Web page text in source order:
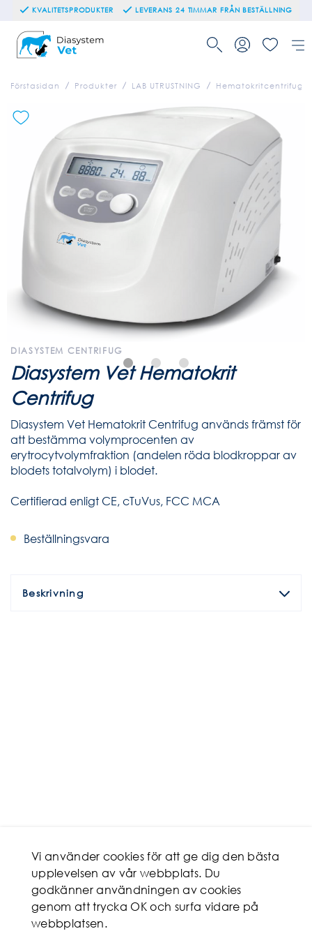
KVALITETSPRODUKTER LEVERANS 24 TIMMAR FRÅN BESTÄLLNING
Förstasidan Produkter LAB UTRUSTNING Hematokritcentrifug -
DIASYSTEM CENTRIFUG
Diasystem Vet Hematokrit
Centrifug
Diasystem Vet Hematokrit Centrifug används främst för
att bestämma volymprocenten av
erytrocytvolymfraktion (andelen röda blodkroppar av
blodets totalvolym) i blodet.
Certifierad enligt CE, cTuVus, FCC MCA
Beställningsvara
Beskrivning
Vi använder cookies för att ge dig den bästa
upplevelsen av vår webbplats. Du
godkänner användningen av cookies
genom att trycka OK och surfa vidare på
webbplatsen.